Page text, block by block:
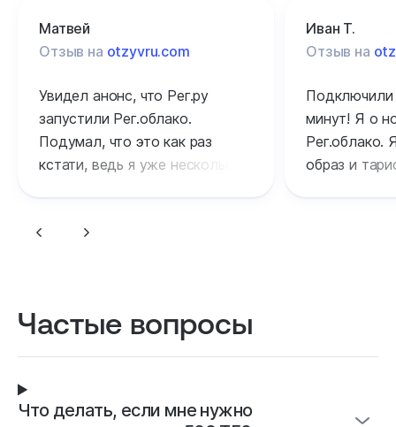
Матвей
Отзыв на otzyvru.com
Увидел анонс, что Рег.ру
запустили Рег.облако.
Подумал, что это как раз
кстати, ведь я уже несколько
для своей работы. Решил
удобно, потому что можно
списывается за фактическое
Иван Т.
Отзыв на
Подключили
минут! Я о
Рег.облако.
образ и
Частые вопросы
Что делать, если мне нужно